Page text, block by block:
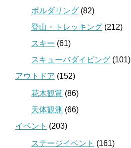
ボルダリング (82)
登山・トレッキング (212)
スキー (61)
スキューバダイビング (101)
アウトドア (152)
花木観賞 (86)
天体観測 (66)
イベント (203)
ステージイベント (161)